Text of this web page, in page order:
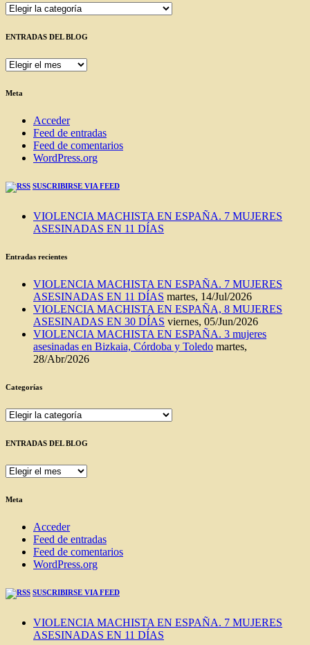
Categorías
ENTRADAS DEL BLOG
ENTRADAS
BLOG
Meta
Acceder
Feed de entradas
Feed de comentarios
WordPress.org
SUSCRIBIRSE VIA FEED
VIOLENCIA MACHISTA EN ESPAÑA. 7 MUJERES
ASESINADAS EN 11 DÍAS
Entradas recientes
VIOLENCIA MACHISTA EN ESPAÑA. 7 MUJERES
ASESINADAS EN 11 DÍAS martes, 14/Jul/2026
VIOLENCIA MACHISTA EN ESPAÑA, 8 MUJERES
ASESINADAS EN 30 DÍAS viernes, 05/Jun/2026
VIOLENCIA MACHISTA EN ESPAÑA. 3 mujeres
asesinadas en Bizkaia, Córdoba y Toledo martes,
28/Abr/2026
Categorías
Categorías
ENTRADAS DEL BLOG
ENTRADAS
BLOG
Meta
Acceder
Feed de entradas
Feed de comentarios
WordPress.org
SUSCRIBIRSE VIA FEED
VIOLENCIA MACHISTA EN ESPAÑA. 7 MUJERES
ASESINADAS EN 11 DÍAS